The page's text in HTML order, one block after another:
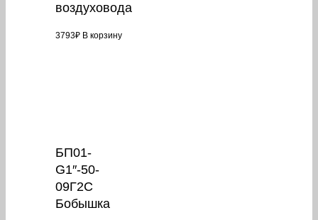
воздуховода
3793₽ В корзину
БП01-
G1″-50-
09Г2С
Бобышка